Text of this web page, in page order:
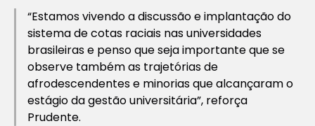
“Estamos vivendo a discussão e implantação do
sistema de cotas raciais nas universidades
brasileiras e penso que seja importante que se
observe também as trajetórias de
afrodescendentes e minorias que alcançaram o
estágio da gestão universitária”, reforça
Prudente.